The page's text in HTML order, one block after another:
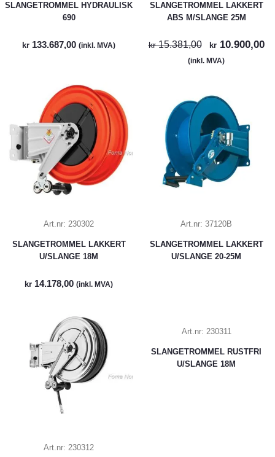
SLANGETROMMEL HYDRAULISK
690
kr 133.687,00 (inkl. MVA)
SLANGETROMMEL LAKKERT
ABS M/SLANGE 25M
kr15.381,00 kr10.900,00
(inkl. MVA)
Art.nr: 230302
SLANGETROMMEL LAKKERT
U/SLANGE 18M
kr 14.178,00 (inkl. MVA)
Art.nr: 37120B
SLANGETROMMEL LAKKERT
U/SLANGE 20-25M
Art.nr: 230312
Art.nr: 230311
SLANGETROMMEL RUSTFRI
U/SLANGE 18M